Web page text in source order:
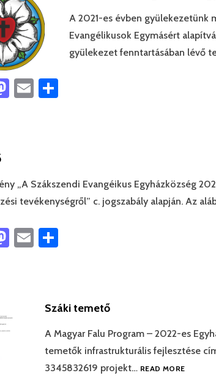
A 2021-es évben gyülekezetünk
Evangélikusok Egymásért
gyülekezet fenntartásában lévő
Mastodon
Email
„A Szákszendi Evangéikus Egyházközség
tevékenységről” c. jogszabály alapján. Az
Mastodon
Email
Száki temető
A Magyar Falu Program – 2022-es
temetők infrastrukturális fejlesztése
3345832619 projekt… READ MORE